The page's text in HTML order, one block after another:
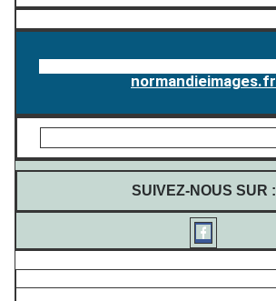
normandieimages.fr
SUIVEZ-NOUS SUR :